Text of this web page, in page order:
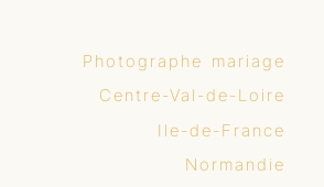
Photographe mariage
Centre-Val-de-Loire
Ile-de-France
Normandie